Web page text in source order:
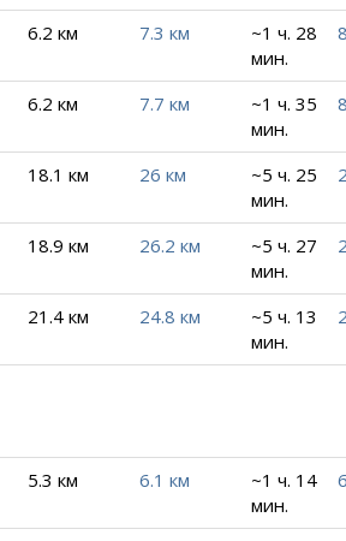
6.2 км 7.3 км
~1 ч. 28
мин.
6.2 км 7.7 км
~1 ч. 35
мин.
18.1 км 26 км
~5 ч. 25
мин.
18.9 км 26.2 км
~5 ч. 27
мин.
21.4 км 24.8 км
~5 ч. 13
мин.
5.3 км 6.1 км
~1 ч. 14
мин.